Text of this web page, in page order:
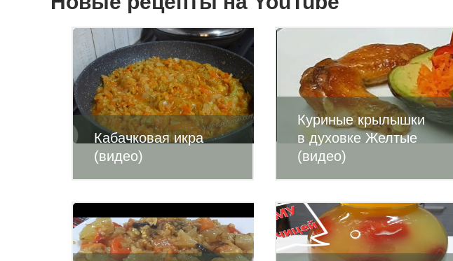
Кабачковая икра
(видео)
Куриные крылышки
в духовке Желтые
(видео)